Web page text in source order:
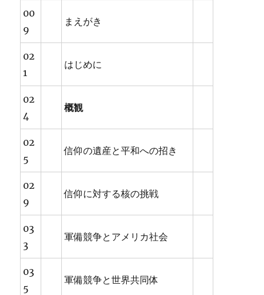
00
9
まえがき
02
1
はじめに
02
4
概観
02
5
信仰の遺産と平和への招き
02
9
信仰に対する核の挑戦
03
3
軍備競争とアメリカ社会
03
5
軍備競争と世界共同体